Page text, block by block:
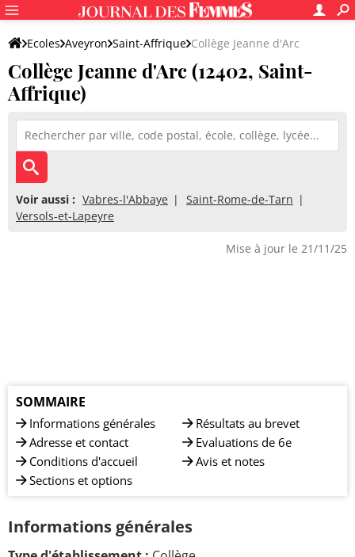
Ecoles Aveyron Saint-Affrique Collège Jeanne d'Arc
Collège Jeanne d'Arc (12402, Saint-
Affrique)
Voir aussi : Vabres-l'Abbaye
Saint-Rome-de-Tarn
Versols-et-Lapeyre
Mise à jour le 21/11/25
SOMMAIRE
Informations générales
Adresse et contact
Conditions d'accueil
Sections et options
Résultats au brevet
Evaluations de 6e
Avis et notes
Informations générales